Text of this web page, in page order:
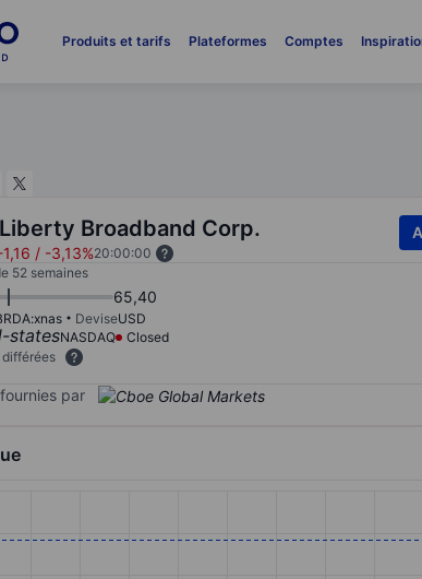
Produits et tarifs Plateformes Comptes
Liberty Broadband Corp.
/ -3,13%20:00:00
52 semaines
65,40
DeviseUSD
NASDAQ
Closed
différées
par
with 295 data points.